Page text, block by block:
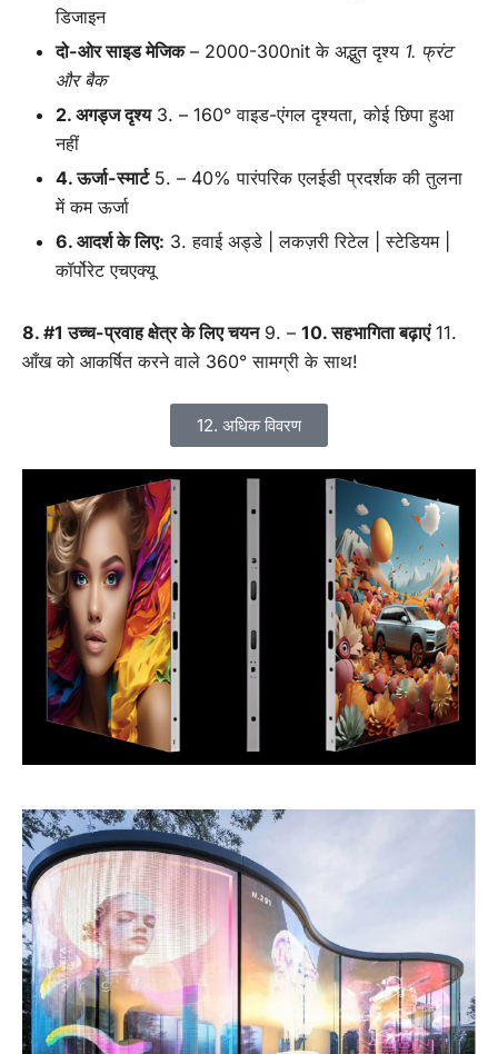
डिजाइन
दो-ओर साइड मेजिक– 2000-300nit के अद्भुत दृश्य 1. फ्रंट
और बैक
2. अगड्ज दृश्य3. – 160° वाइड-एंगल दृश्यता, कोई छिपा हुआ
नहीं
4. ऊर्जा-स्मार्ट5. – 40% पारंपरिक एलईडी प्रदर्शक की तुलना
में कम ऊर्जा
6. आदर्श के लिए: 3. हवाई अड्डे | लकज़री रिटेल | स्टेडियम |
कॉर्पोरेट एचएक्यू
8. #1 उच्च-प्रवाह क्षेत्र के लिए चयन9. – 10. सहभागिता बढ़ाएं11.
आँख को आकर्षित करने वाले 360° सामग्री के साथ!
12. अधिक विवरण